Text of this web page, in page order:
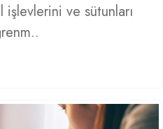
ve sütunları